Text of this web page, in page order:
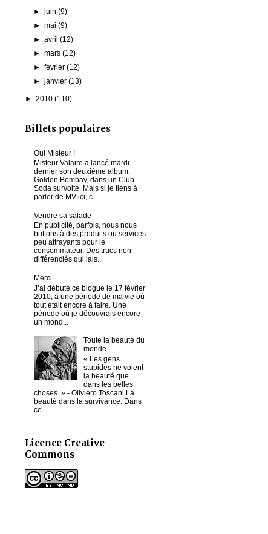
►juin(9)
►mai(9)
►avril(12)
►mars(12)
►février(12)
►janvier(13)
► 2010 (110)
Billets populaires
Oui Misteur !
Misteur Valaire a lancé mardi
dernier son deuxième album,
Golden Bombay, dans un Club
Soda survolté. Mais si je tiens à
parler de MV ici, c...
Vendre sa salade
En publicité, parfois, nous nous
buttons à des produits ou services
peu attrayants pour le
consommateur. Des trucs non-
différenciés qui lais...
Merci.
J’ai débuté ce blogue le 17 février
2010, à une période de ma vie où
tout était encore à faire. Une
période où je découvrais encore
un mond...
Toute la beauté du
monde
« Les gens
stupides ne voient
la beauté que
dans les belles
choses. » - Oliviero Toscani La
beauté dans la survivance. Dans
ce...
Licence Creative
Commons